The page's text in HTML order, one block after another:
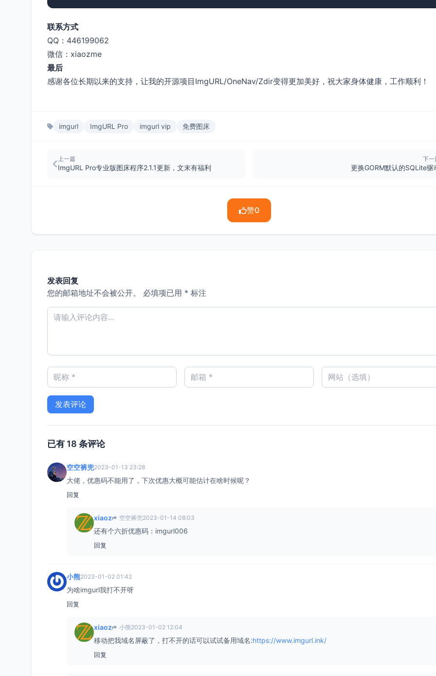
联系方式
QQ：446199062
微信：xiaozme
最后
感谢各位长期以来的支持，让我的开源项目ImgURL/OneNav/Zdir变得更加美好，祝大家身体健康，工作顺利！
imgurl ImgURL Pro imgurl vip 免费图床
上一篇
ImgURL Pro专业版图床程序2.1.1更新，文末有福利
下一
更换GORM默认的SQLite驱
赞0
发表回复
您的邮箱地址不会被公开。
必填项已用 * 标注
已有 18 条评论
空空裤兜2023-01-13 23:28
大佬，优惠码不能用了，下次优惠大概可能估计在啥时候呢？
回复
xiaoz 空空裤兜2023-01-14 08:03
还有个六折优惠码：imgurl006
回复
小熊2023-01-02 01:42
为啥imgurl我打不开呀
回复
xiaoz 小熊2023-01-02 12:04
移动把我域名屏蔽了，打不开的话可以试试备用域名:https://www.imgurl.ink/
回复